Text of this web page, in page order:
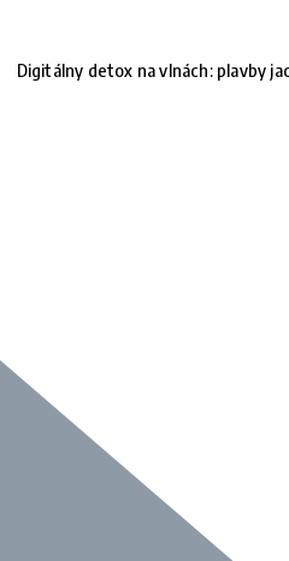
Digitálny detox na vlnách: plavby